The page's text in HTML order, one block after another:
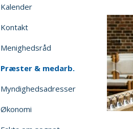
Kalender
Kontakt
Menighedsråd
Præster & medarb.
Myndighedsadresser
Økonomi